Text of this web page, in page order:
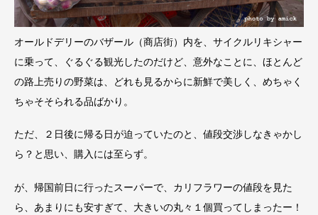
オールドデリーのバザール（商店街）内を、サイクルリキシャー
に乗って、ぐるぐる観光したのだけど、意外なことに、ほとんど
の路上売りの野菜は、どれも見るからに新鮮で美しく、めちゃく
ちゃそそられる品ばかり。
ただ、２日後に帰る日が迫っていたのと、値段交渉しなきゃかし
ら？と思い、購入には至らず。
が、帰国前日に行ったスーパーで、カリフラワーの値段を見た
ら、あまりにも安すぎて、大きいの丸々１個買ってしまったー！